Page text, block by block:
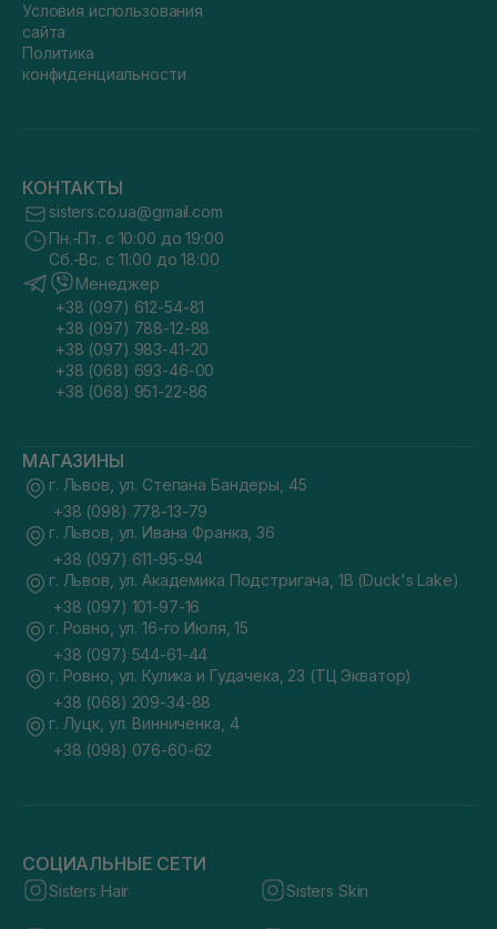
Условия использования
сайта
Политика
конфиденциальности
КОНТАКТЫ
sisters.co.ua@gmail.com
Пн.-Пт. с 10:00 до 19:00
Сб.-Вс. с 11:00 до 18:00
Менеджер
+38 (097) 612-54-81
+38 (097) 788-12-88
+38 (097) 983-41-20
+38 (068) 693-46-00
+38 (068) 951-22-86
МАГАЗИНЫ
г. Львов, ул. Степана Бандеры, 45
+38 (098) 778-13-79
г. Львов, ул. Ивана Франка, 36
+38 (097) 611-95-94
г. Львов, ул. Академика Подстригача, 1В (Duck's Lake)
+38 (097) 101-97-16
г. Ровно, ул. 16-го Июля, 15
+38 (097) 544-61-44
г. Ровно, ул. Кулика и Гудачека, 23 (ТЦ Экватор)
+38 (068) 209-34-88
г. Луцк, ул. Винниченка, 4
+38 (098) 076-60-62
СОЦИАЛЬНЫЕ СЕТИ
Sisters Hair Sisters Skin